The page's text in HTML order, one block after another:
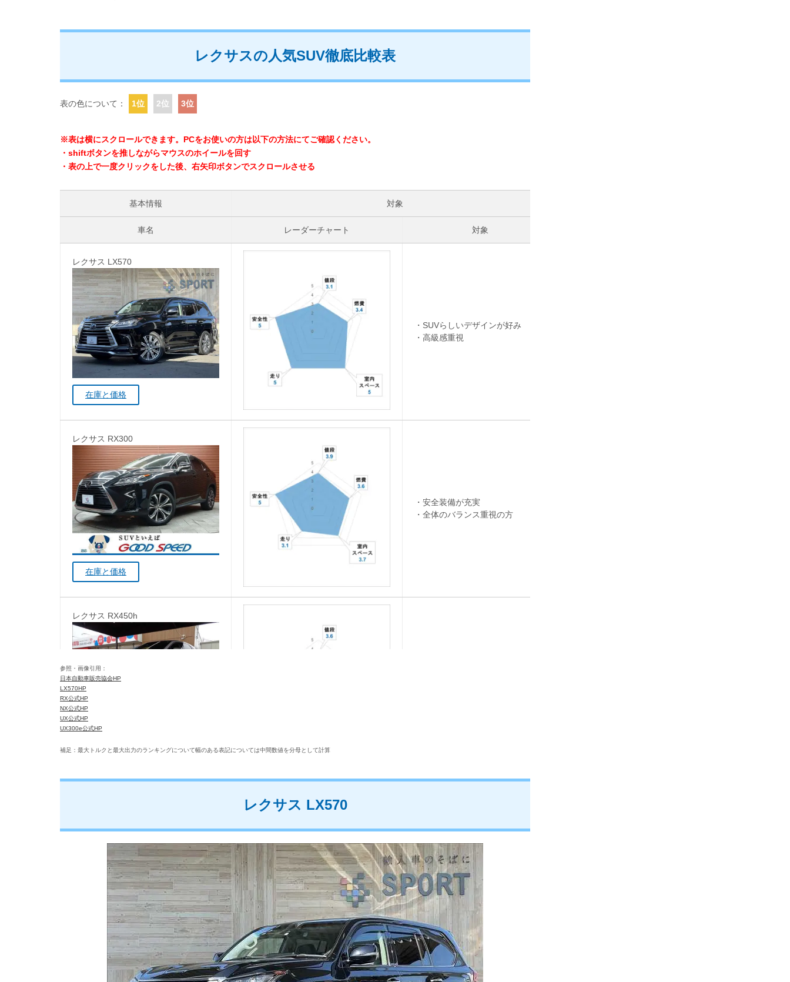
レクサスの人気SUV徹底比較表
表の色について： 1位 2位 3位
※表は横にスクロールできます。PCをお使いの方は以下の方法にてご確認ください。
・shiftボタンを推しながらマウスのホイールを回す
・表の上で一度クリックをした後、右矢印ボタンでスクロールさせる
基本情報 対象
車名 レーダーチャート 対象
レクサス LX570
在庫と価格
・SUVらしいデザインが好み
・高級感重視
レクサス RX300
在庫と価格
・安全装備が充実
・全体のバランス重視の方
レクサス RX450h
在庫と価格
在庫と価格
・コンパクトなSUVを探している方
レクサス UX250h
参照・画像引用：
日本自動車販売協会HP
LX570HP
RX公式HP
NX公式HP
UX公式HP
UX300e公式HP
補足：最大トルクと最大出力のランキングについて幅のある表記については中間数値を分母として計算
レクサス LX570